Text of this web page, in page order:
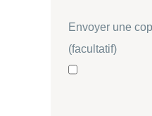
Envoyer une
(facultatif)